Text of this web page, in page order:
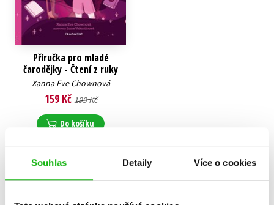
Souhlas Detaily Více o cookies
Příručka pro mladé
čarodějky - Čtení z ruky
Xanna Eve Chownová
159 Kč 199 Kč
Do košíku